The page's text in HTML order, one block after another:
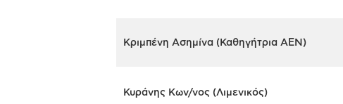
Κριμπένη Ασημίνα (Καθηγήτρια ΑΕΝ)
Κυράνης Κων/νος (Λιμενικός)